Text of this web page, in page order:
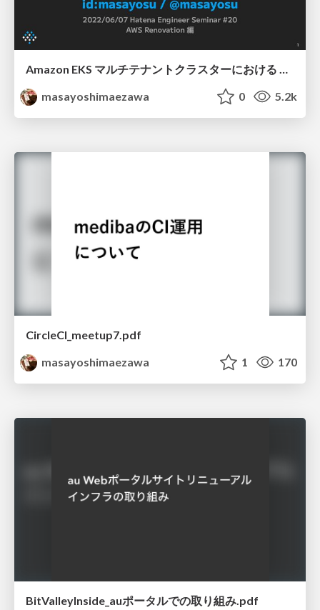
masayoshimaezawa
0 5.2k
CircleCI_meetup7.pdf
masayoshimaezawa
1 170
BitValleyInside_auポータルでの取り組み.pdf